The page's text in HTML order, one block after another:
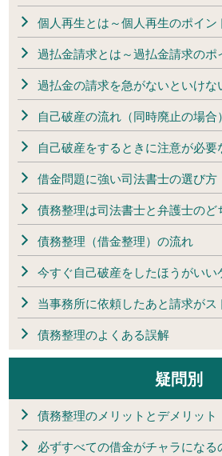
個人再生とは～個人再生のポイン
過払金請求とは～過払金請求のポ
過払金の請求を急がないといけな
自己破産の流れ（同時廃止の場合）
自己破産をするときに注意が必要
借金問題に強い司法書士の選び方
債務整理は司法書士と弁護士のど
債務整理（借金整理）の流れ
今すぐ自己破産をしたほうがいい
当事務所に依頼したあと請求がス
債務整理のよくある誤解
疑問別
債務整理のメリットとデメリット
必ずすべての借金がチャラになる